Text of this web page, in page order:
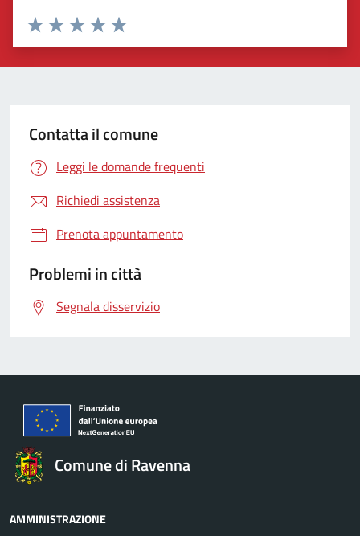
Valuta 5 stelle su 5
Valuta 4 stelle su 5
Valuta 3 stelle su 5
Valuta 2 stelle su 5
Valuta 1 stelle su 5
Contatta il comune
Leggi le domande frequenti
Richiedi assistenza
Prenota appuntamento
Problemi in città
Segnala disservizio
Comune di Ravenna
AMMINISTRAZIONE